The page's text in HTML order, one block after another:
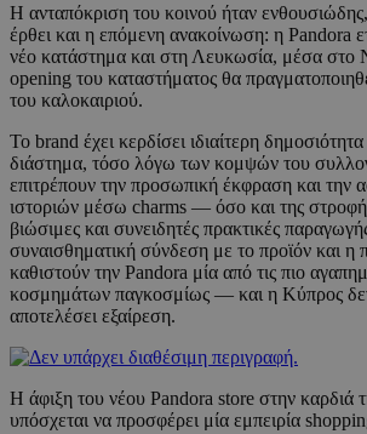
Η ανταπόκριση του κοινού ήταν
έρθει και η επόμενη ανακοίνωση: η Pandora
νέο κατάστημα και στη Λευκωσία, μέσα
opening του καταστήματος θα
του καλοκαιριού.
Το brand έχει κερδίσει ιδιαίτερη
διάστημα, τόσο λόγω των κομψών του
επιτρέπουν την προσωπική έκφραση και την
ιστοριών μέσω charms — όσο και της
βιώσιμες και συνειδητές πρακτικές
συναισθηματική σύνδεση με το προϊόν και η
καθιστούν την Pandora μία από τις πιο
κοσμημάτων παγκοσμίως — και η Κύπρος
αποτελέσει εξαίρεση.
Η άφιξη του νέου Pandora store στην καρδιά
υπόσχεται να προσφέρει μία εμπειρία